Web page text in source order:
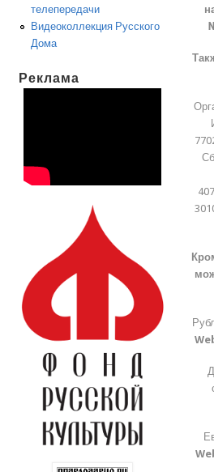
телепередачи
Видеоколлекция Русского
Дома
Реклама